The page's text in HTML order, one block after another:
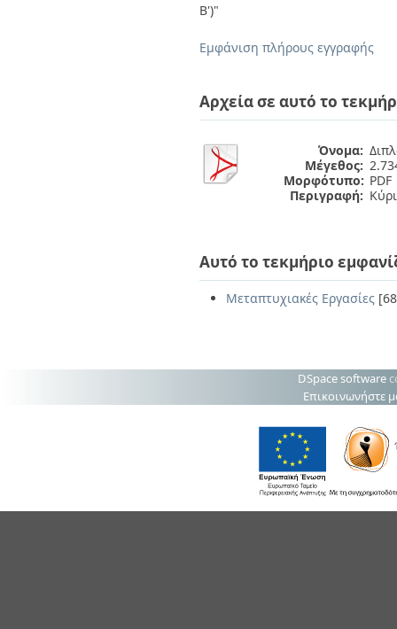
Β')"
Εμφάνιση πλήρους εγγραφής
Αρχεία σε αυτό το
Όνομα:
Μέγεθος:
Μορφότυπο: PDF
Περιγραφή:
Αυτό το τεκμήριο
Μεταπτυχιακές Εργασίες
DSpace software
Επικοινωνήστε